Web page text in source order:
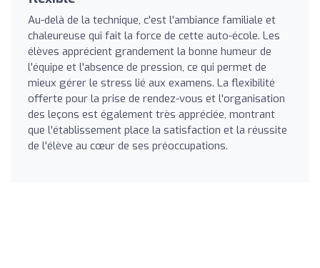
Au-delà de la technique, c'est l'ambiance familiale et
chaleureuse qui fait la force de cette auto-école. Les
élèves apprécient grandement la bonne humeur de
l'équipe et l'absence de pression, ce qui permet de
mieux gérer le stress lié aux examens. La flexibilité
offerte pour la prise de rendez-vous et l'organisation
des leçons est également très appréciée, montrant
que l'établissement place la satisfaction et la réussite
de l'élève au cœur de ses préoccupations.